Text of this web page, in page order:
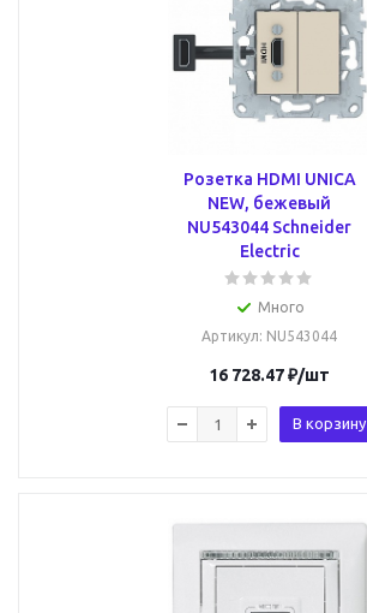
Розетка HDMI UNICA
NEW, бежевый
NU543044 Schneider
Electric
Много
Артикул: NU543044
16 728.47₽/шт
В корзину